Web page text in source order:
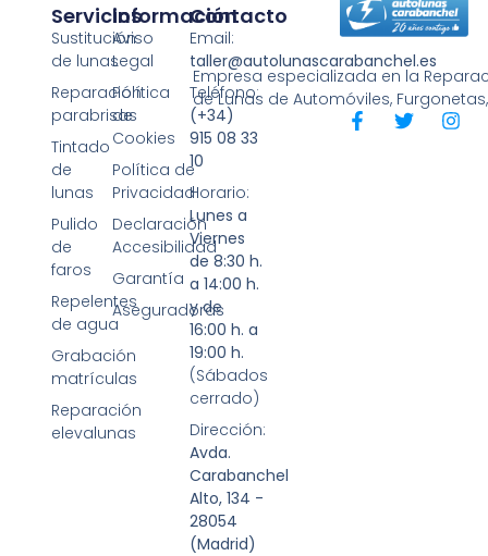
Empresa especializada en la
de Lunas de Automóviles,
Servicios
Sustitución
de lunas
Reparación
parabrisas
Tintado
de
lunas
Pulido
de
faros
Repelentes
de agua
Grabación
matrículas
Reparación
elevalunas
Información
Aviso
Legal
Política
de
Cookies
Política de
Privacidad
Declaración
Accesibilidad
Garantía
Aseguradoras
Contacto
Email:
taller@autolunascarabanchel.es
Teléfono:
(+34)
915 08 33
10
Horario:
Lunes a
Viernes
de 8:30 h.
a 14:00 h.
y de
16:00 h. a
19:00 h.
(Sábados
cerrado)
Dirección:
Avda.
Carabanchel
Alto, 134 -
28054
(Madrid)